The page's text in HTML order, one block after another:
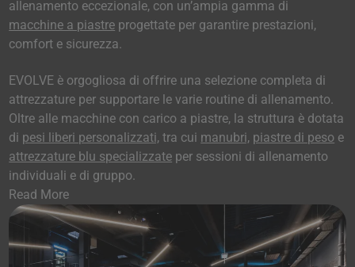
allenamento eccezionale, con un’ampia gamma di
macchine a piastre progettate per garantire prestazioni,
comfort e sicurezza.
EVOLVE è orgogliosa di offrire una selezione completa di
attrezzature per supportare le varie routine di allenamento.
Oltre alle macchine con carico a piastre, la struttura è dotata
di pesi liberi personalizzati, tra cui manubri, piastre di peso e
attrezzature blu specializzate per sessioni di allenamento
individuali e di gruppo.
Read More